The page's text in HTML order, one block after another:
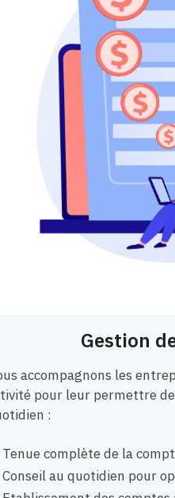
Gestion
accompagnons les
pour leur permettre
:
Tenue complète de la
Conseil au quotidien pour